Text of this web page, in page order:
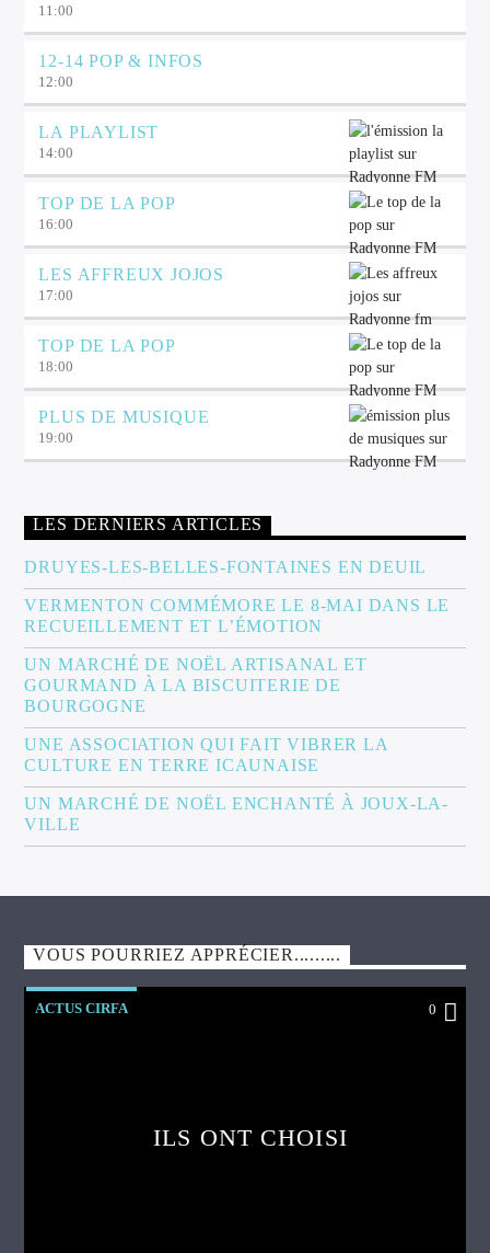
11:00
12-14 POP & INFOS
12:00
LA PLAYLIST
14:00
TOP DE LA POP
16:00
LES AFFREUX JOJOS
17:00
TOP DE LA POP
18:00
PLUS DE MUSIQUE
19:00
LES DERNIERS ARTICLES
DRUYES-LES-BELLES-FONTAINES EN DEUIL
VERMENTON COMMÉMORE LE 8-MAI DANS LE
RECUEILLEMENT ET L’ÉMOTION
UN MARCHÉ DE NOËL ARTISANAL ET
GOURMAND À LA BISCUITERIE DE
BOURGOGNE
UNE ASSOCIATION QUI FAIT VIBRER LA
CULTURE EN TERRE ICAUNAISE
UN MARCHÉ DE NOËL ENCHANTÉ À JOUX-LA-
VILLE
VOUS POURRIEZ APPRÉCIER.........
ACTUS CIRFA 0
ILS ONT CHOISI